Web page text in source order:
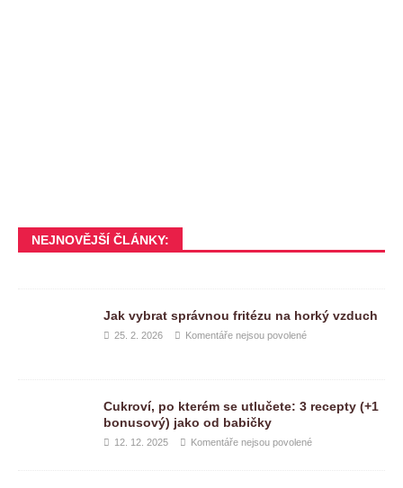
NEJNOVĚJŠÍ ČLÁNKY:
Jak vybrat správnou fritézu na horký vzduch
25. 2. 2026 Komentáře nejsou povolené
Cukroví, po kterém se utlučete: 3 recepty (+1
bonusový) jako od babičky
12. 12. 2025 Komentáře nejsou povolené